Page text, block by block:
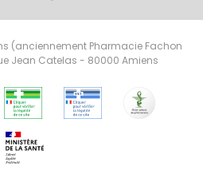
(anciennement Pharmacie Fachon
Jean Catelas - 80000 Amiens